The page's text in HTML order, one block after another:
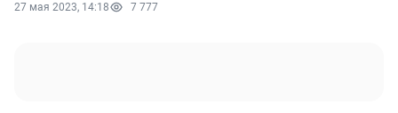
27 мая 2023, 14:18 7 777